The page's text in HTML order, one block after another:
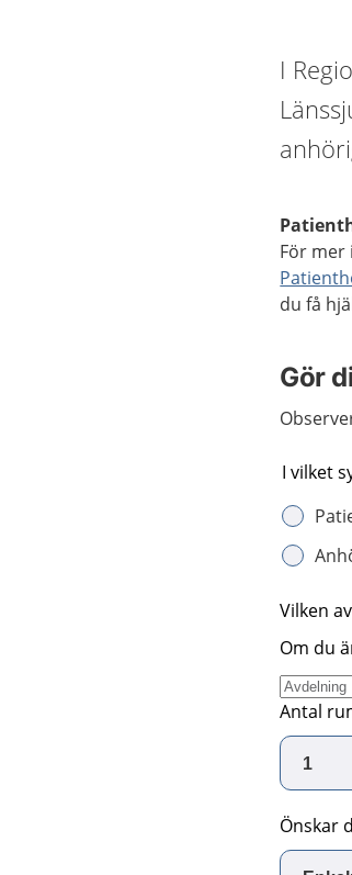
I
För
du få
Gör
I vilket
Vilken
Om du
Antal
Önskar